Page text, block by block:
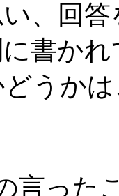
い、回
書か
うか
言った